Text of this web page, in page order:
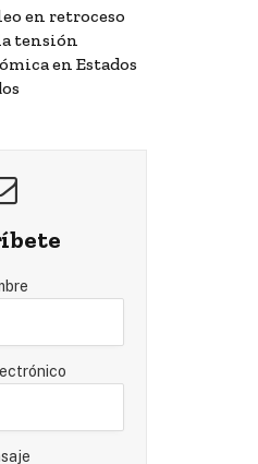
en retroceso
tensión
en Estados